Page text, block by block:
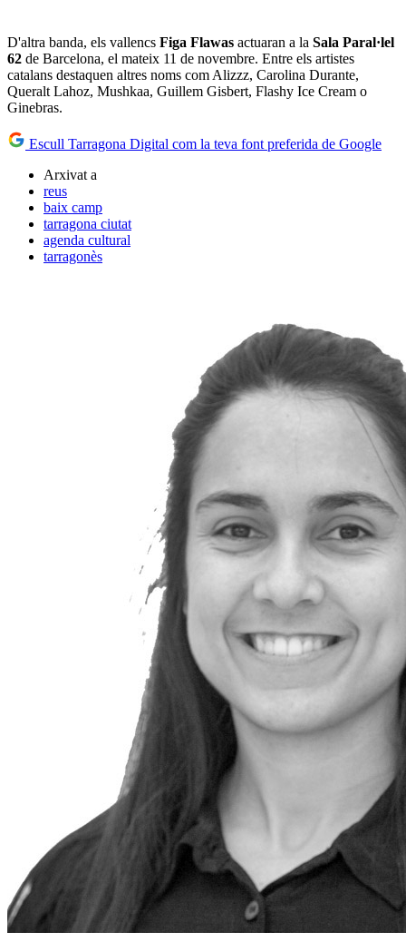
D'altra banda, els vallencs Figa Flawas actuaran a la Sala Paral·lel
62 de Barcelona, el mateix 11 de novembre. Entre els artistes
catalans destaquen altres noms com Alizzz, Carolina Durante,
Queralt Lahoz, Mushkaa, Guillem Gisbert, Flashy Ice Cream o
Ginebras.
Escull Tarragona Digital com la teva font preferida de Google
Arxivat a
reus
baix camp
tarragona ciutat
agenda cultural
tarragonès